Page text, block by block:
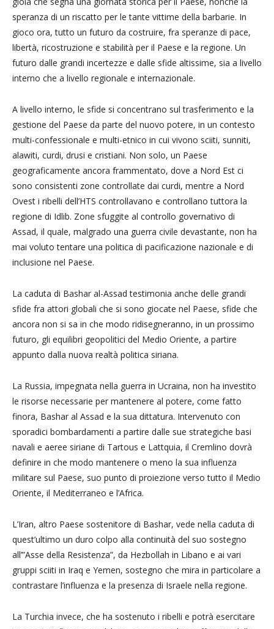
speranza di un riscatto per le tante vittime della barbarie. In
gioco ora, tutto un futuro da costruire, fra speranze di pace,
libertà, ricostruzione e stabilità per il Paese e la regione. Un
futuro dalle grandi incertezze e dalle sfide altissime, sia a livello
interno che a livello regionale e internazionale.
A livello interno, le sfide si concentrano sul trasferimento e la
gestione del Paese da parte del nuovo potere, in un contesto
multi-confessionale e multi-etnico in cui vivono sciiti, sunniti,
alawiti, curdi, drusi e cristiani. Non solo, un Paese
geograficamente ancora frammentato, dove a Nord Est ci
sono consistenti zone controllate dai curdi, mentre a Nord
Ovest i ribelli dell’HTS controllavano e controllano tuttora la
regione di Idlib. Zone sfuggite al controllo governativo di
Assad, il quale, malgrado una guerra civile devastante, non ha
mai voluto tentare una politica di pacificazione nazionale e di
inclusione nel Paese.
La caduta di Bashar al-Assad testimonia anche delle grandi
sfide fra attori globali che si sono giocate nel Paese, sfide che
ancora non si sa in che modo ridisegneranno, in un prossimo
futuro, gli equilibri geopolitici del Medio Oriente, a partire
appunto dalla nuova realtà politica siriana.
La Russia, impegnata nella guerra in Ucraina, non ha investito
le risorse necessarie per mantenere al potere, come fatto
finora, Bashar al Assad e la sua dittatura. Intervenuto con
sporadici bombardamenti a partire dalle sue strategiche basi
navali e aeree siriane di Tartous e Lattquia, il Cremlino dovrà
definire in che modo mantenere o meno la sua influenza
militare sul Paese, suo punto di proiezione verso tutto il Medio
Oriente, il Mediterraneo e l’Africa.
L’Iran, altro Paese sostenitore di Bashar, vede nella caduta di
quest’ultimo un duro colpo alla continuità del suo sostegno
all’”Asse della Resistenza”, da Hezbollah in Libano e ai vari
gruppi sciiti in Iraq e Yemen, sostegno che mira in particolare a
contrastare l’influenza e la presenza di Israele nella regione.
La Turchia invece, che ha sostenuto i ribelli e potrà esercitare